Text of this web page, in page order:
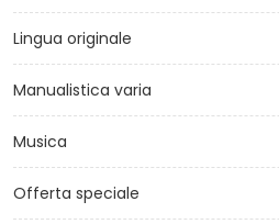
Lingua originale
Manualistica varia
Musica
Offerta speciale